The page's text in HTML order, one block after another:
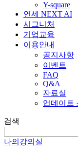
Y-square
연세 NEXT AI
시그니처
기업교육
이용안내
공지사항
이벤트
FAQ
Q&A
자료실
업데이트
검색
나의강의실